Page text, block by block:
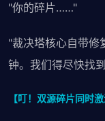
"你的碎片……"
"裁决塔核心自带修
钟。我们得尽快找
【叮！双源碎片同时